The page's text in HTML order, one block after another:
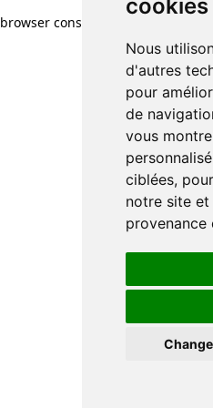
cookies
Nous
d'autres
pour
de
vous
ciblées,
notre site
provenance
browser console for more